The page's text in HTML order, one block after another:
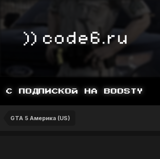
НА BOOSTY,
GTA 5 Америка (US)